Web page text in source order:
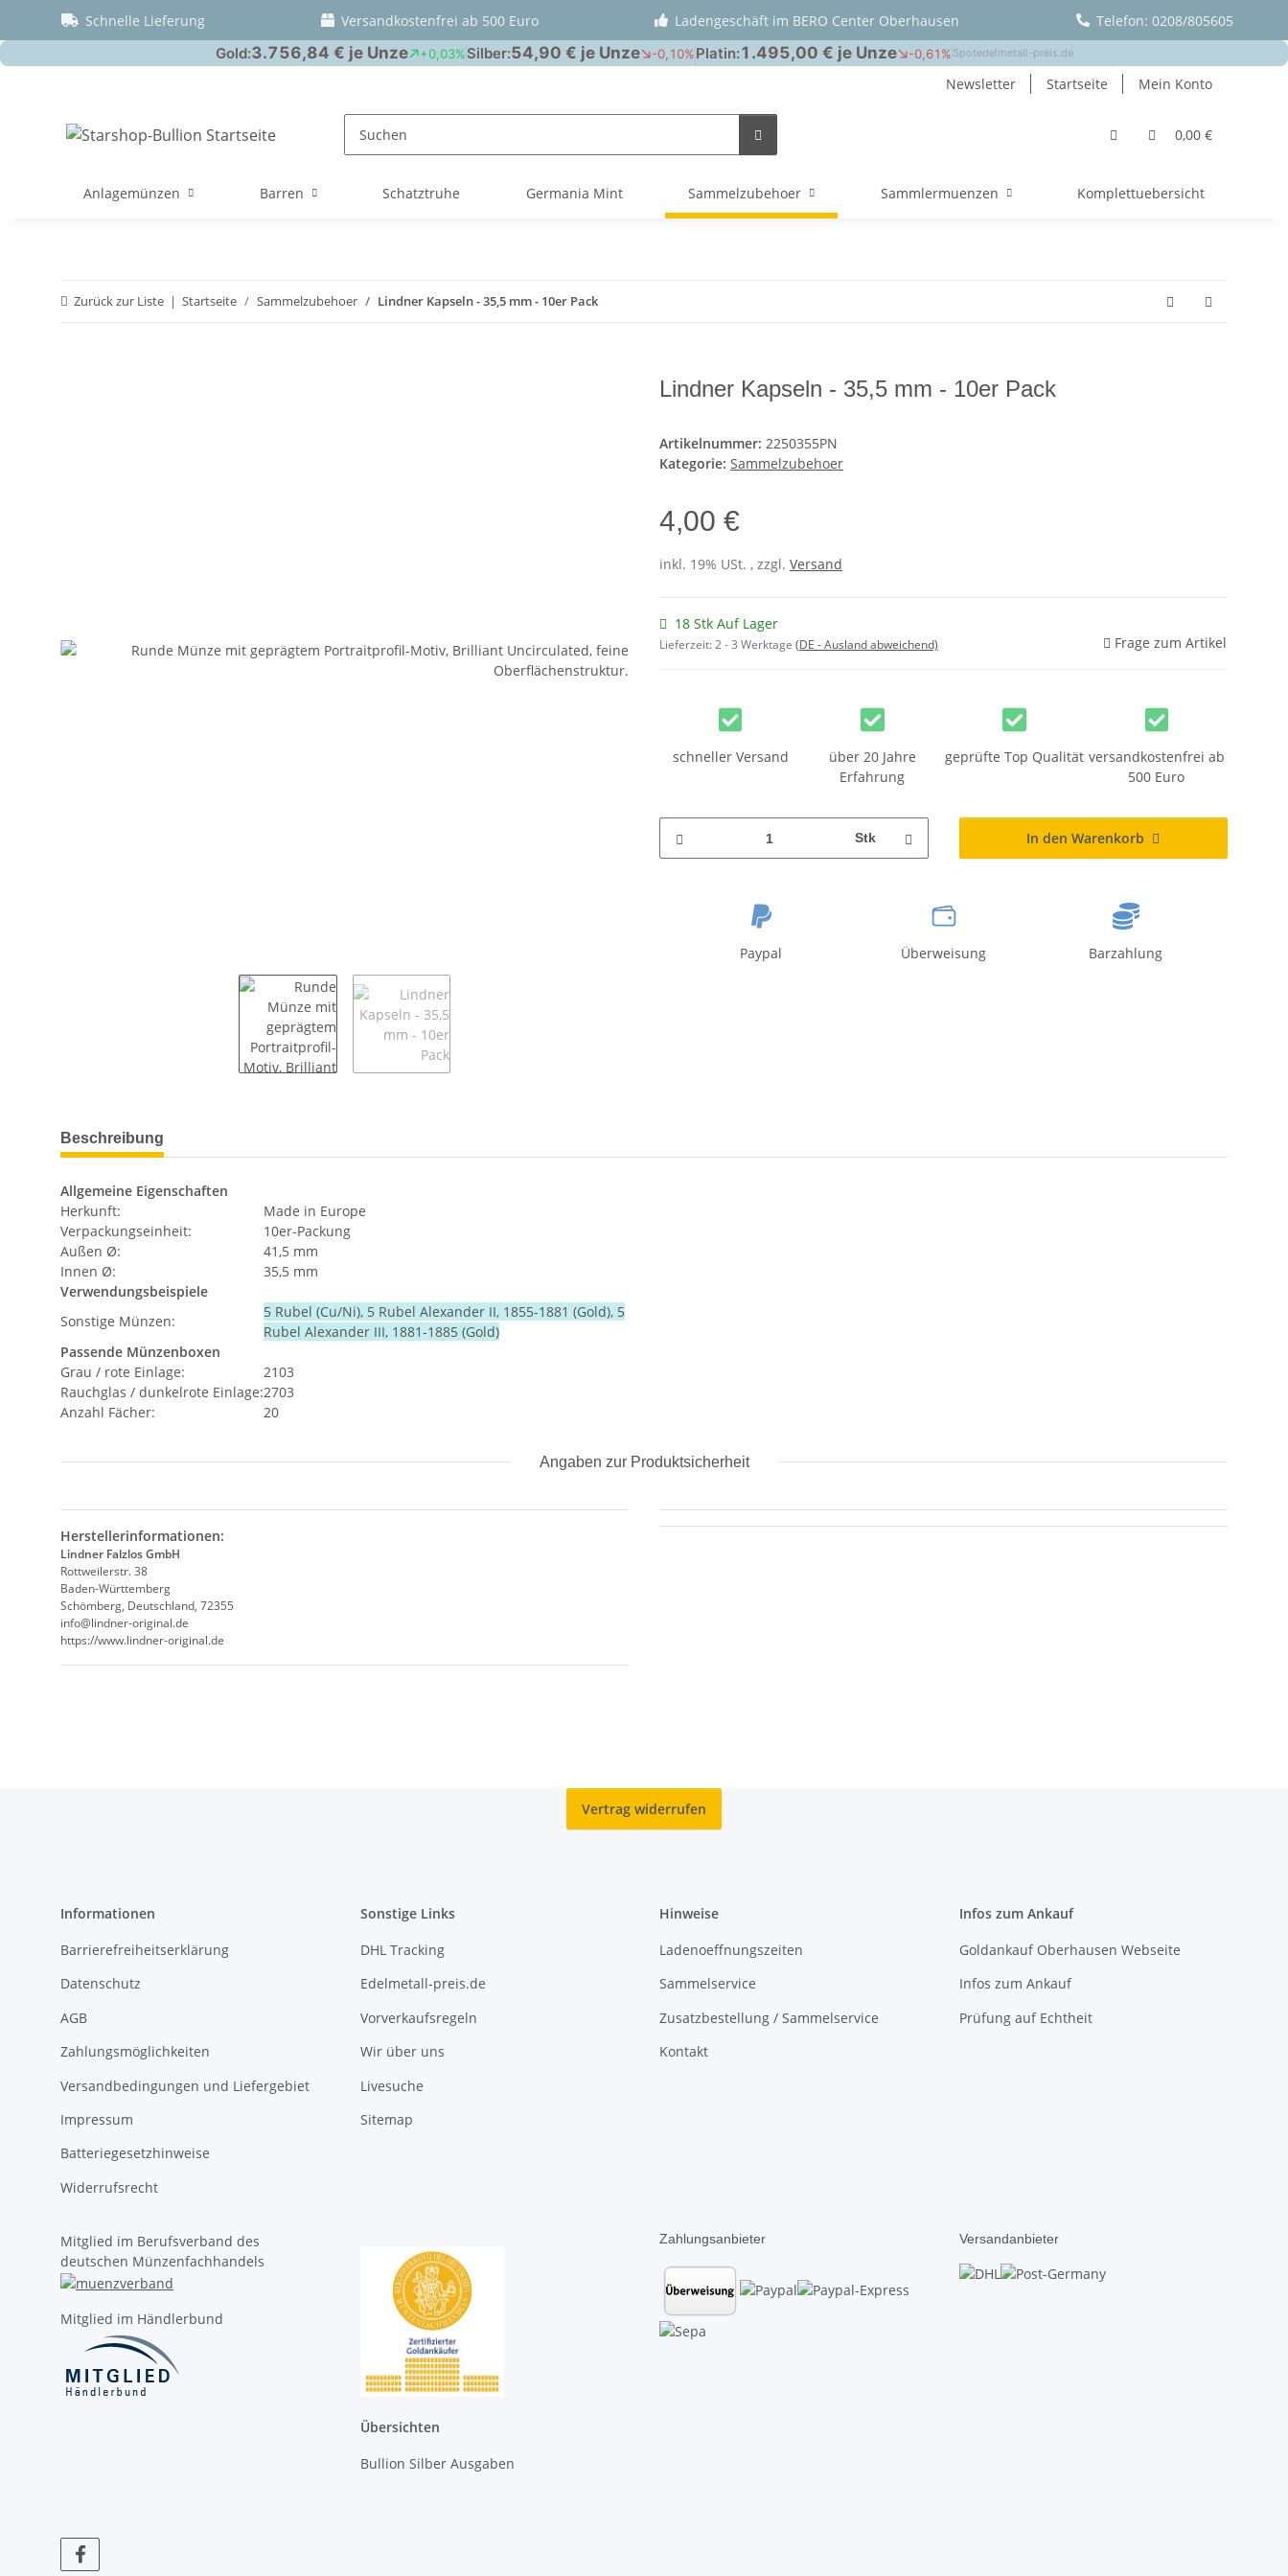
Schnelle Lieferung Versandkostenfrei ab 500 Euro Ladengeschäft im BERO Center Oberhausen Telefon: 0208/805605
Newsletter Startseite Mein Konto
0,00 €
Anlagemünzen Barren Schatztruhe Germania Mint Sammelzubehoer Sammlermuenzen Komplettuebersicht
Zurück zur Liste Startseite Sammelzubehoer Lindner Kapseln - 35,5 mm - 10er Pack
Lindner Kapseln - 35,5 mm - 10er Pack
Artikelnummer: 2250355PN
Kategorie: Sammelzubehoer
4,00 €
inkl. 19% USt. , zzgl. Versand
18 Stk Auf Lager
Lieferzeit:2 - 3 Werktage (DE - Ausland abweichend) Frage zum Artikel
schneller Versand
über 20 Jahre
Erfahrung
geprüfte Top Qualität versandkostenfrei ab
500 Euro
Stk In den Warenkorb
Paypal Überweisung Barzahlung
weitere Registerkarten anzeigen
Beschreibung
Allgemeine Eigenschaften
Herkunft:
Made in Europe
Verpackungseinheit:
10er-Packung
Außen Ø:
41,5 mm
Innen Ø:
35,5 mm
Verwendungsbeispiele
Sonstige Münzen:
5 Rubel (Cu/Ni), 5 Rubel Alexander II, 1855-1881 (Gold), 5
Rubel Alexander III, 1881-1885 (Gold)
Passende Münzenboxen
Grau / rote Einlage:
2103
Rauchglas / dunkelrote Einlage:2703
Anzahl Fächer:
20
Angaben zur Produktsicherheit
Herstellerinformationen:
Lindner Falzlos GmbH
Rottweilerstr. 38
Baden-Württemberg
Schömberg, Deutschland, 72355
info@lindner-original.de
https://www.lindner-original.de
Vertrag widerrufen
Informationen
Barrierefreiheitserklärung
Datenschutz
AGB
Zahlungsmöglichkeiten
Versandbedingungen und Liefergebiet
Impressum
Batteriegesetzhinweise
Widerrufsrecht
Sonstige Links
DHL Tracking
Edelmetall-preis.de
Vorverkaufsregeln
Wir über uns
Livesuche
Sitemap
Hinweise
Ladenoeffnungszeiten
Sammelservice
Zusatzbestellung / Sammelservice
Kontakt
Infos zum Ankauf
Goldankauf Oberhausen Webseite
Infos zum Ankauf
Prüfung auf Echtheit
Mitglied im Berufsverband des
deutschen Münzenfachhandels
Mitglied im Händlerbund
Übersichten
Bullion Silber Ausgaben
Zahlungsanbieter Versandanbieter